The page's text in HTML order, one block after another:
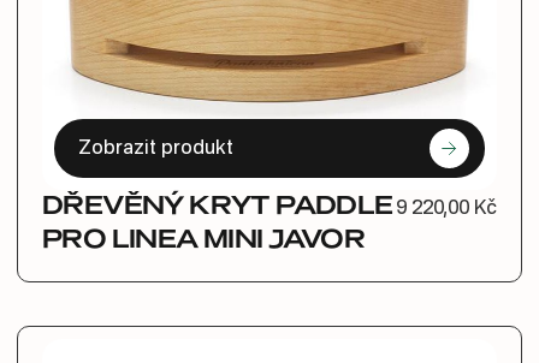
Zobrazit produkt
DŘEVĚNÝ KRYT PADDLE
PRO LINEA MINI JAVOR
9 220,00 Kč